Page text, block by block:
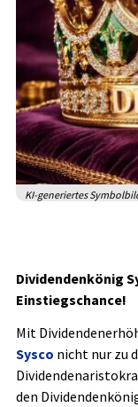
KI-generiertes
Dividendenkönig
Einstiegschance!
Mit
Sysco nicht nur zu
den